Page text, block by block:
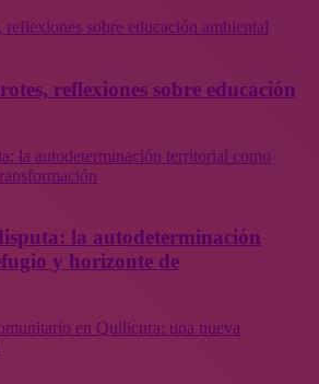
sobre educación ambiental
reflexiones sobre educación
la autodeterminación territorial como
la autodeterminación
y horizonte de
en Quilicura: una nueva